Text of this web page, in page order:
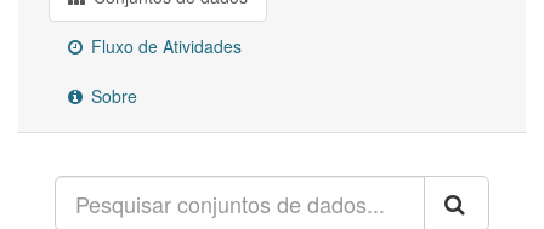
Fluxo de Atividades
Sobre